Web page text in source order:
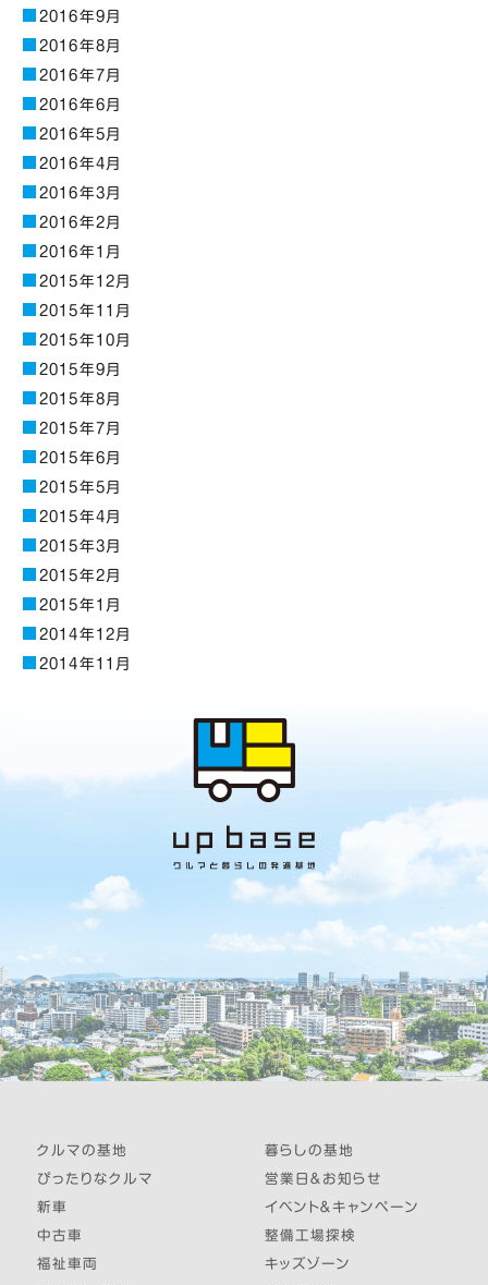
2016年9月
2016年8月
2016年7月
2016年6月
2016年5月
2016年4月
2016年3月
2016年2月
2016年1月
2015年12月
2015年11月
2015年10月
2015年9月
2015年8月
2015年7月
2015年6月
2015年5月
2015年4月
2015年3月
2015年2月
2015年1月
2014年12月
2014年11月
クルマの基地
ぴったりなクルマ
新車
中古車
福祉車両
暮らしの基地
営業日＆お知らせ
イベント＆キャンペーン
整備工場探検
キッズゾーン